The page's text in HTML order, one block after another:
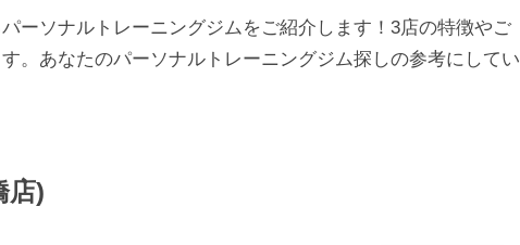
ーソナルトレーニングジムをご紹介します！3店の特徴やご
。あなたのパーソナルトレーニングジム探しの参考にしてい
店)